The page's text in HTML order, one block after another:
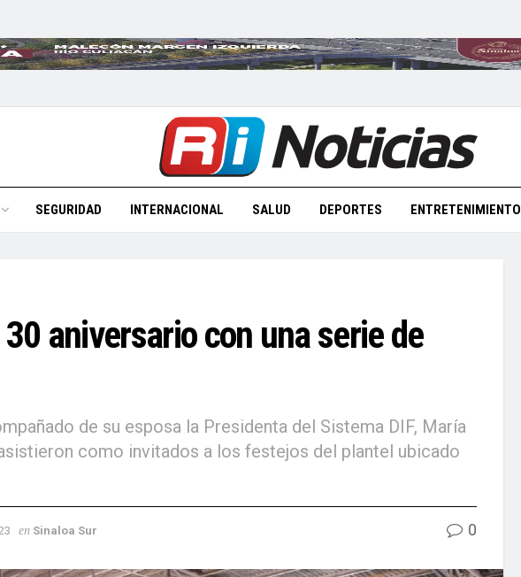
SEGURIDAD INTERNACIONAL SALUD DEPORTES ENTRETENIMIENTO
aniversario con una serie de
de su esposa la Presidenta del Sistema DIF, María
como invitados a los festejos del plantel ubicado
en Sinaloa Sur 0